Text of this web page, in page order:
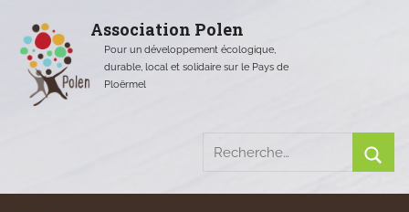
contenu
Association Polen
Pour un développement écologique,
durable, local et solidaire sur le Pays de
Ploërmel
Recherche
: